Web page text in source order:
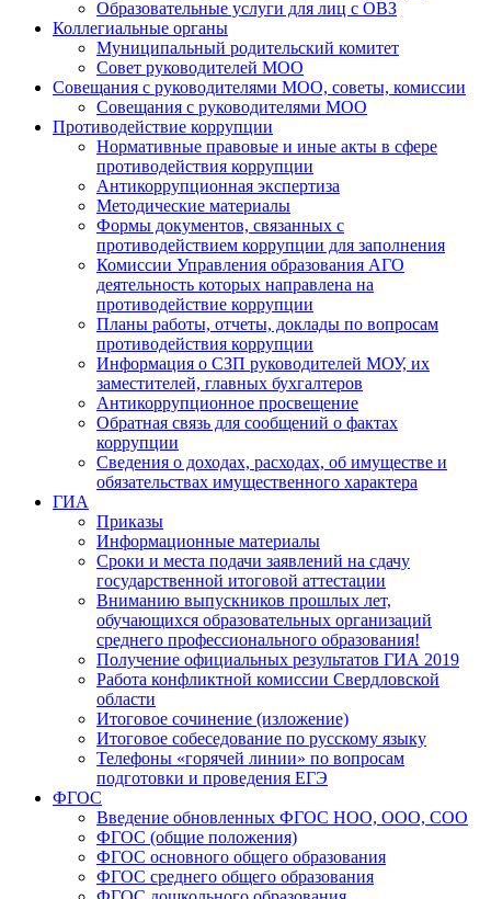
Образовательные услуги для лиц с ОВЗ
Коллегиальные органы
Муниципальный родительский комитет
Совет руководителей МОО
Совещания с руководителями МОО, советы, комиссии
Совещания с руководителями МОО
Противодействие коррупции
Нормативные правовые и иные акты в сфере
противодействия коррупции
Антикоррупционная экспертиза
Методические материалы
Формы документов, связанных с
противодействием коррупции для заполнения
Комиссии Управления образования АГО
деятельность которых направлена на
противодействие коррупции
Планы работы, отчеты, доклады по вопросам
противодействия коррупции
Информация о СЗП руководителей МОУ, их
заместителей, главных бухгалтеров
Антикоррупционное просвещение
Обратная связь для сообщений о фактах
коррупции
Сведения о доходах, расходах, об имуществе и
обязательствах имущественного характера
ГИА
Приказы
Информационные материалы
Сроки и места подачи заявлений на сдачу
государственной итоговой аттестации
Вниманию выпускников прошлых лет,
обучающихся образовательных организаций
среднего профессионального образования!
Получение официальных результатов ГИА 2019
Работа конфликтной комиссии Свердловской
области
Итоговое сочинение (изложение)
Итоговое собеседование по русскому языку
Телефоны «горячей линии» по вопросам
подготовки и проведения ЕГЭ
ФГОС
Введение обновленных ФГОС НОО, ООО, СОО
ФГОС (общие положения)
ФГОС основного общего образования
ФГОС среднего общего образования